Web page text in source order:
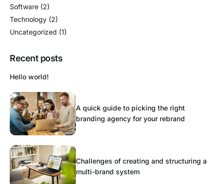
Software (2)
Technology (2)
Uncategorized (1)
Recent posts
Hello world!
A quick guide to picking the right
branding agency for your rebrand
Challenges of creating and structuring a
multi-brand system